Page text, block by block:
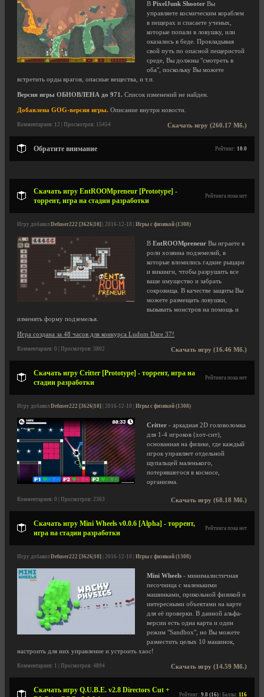
В PixelJunk Shooter Вы
управляете космическим кораблем
в пещерах и спасаете ученых,
которые попали в ловушку, или
оказались в беде. Прокладывая
свой путь по опасной пещеристой
среде, Вы должны "смотреть в
оба", поскольку Вы можете
встретить орды врагов, опасные вещества, и т.п.
Версия игры ОБНОВЛЕНА до 971. Список изменений не найден.
Добавлена GOG-версия игры. Описание внутри новости.
Скачать игру (260.17 Мб.)
Комментариев: 12 | Просмотров: 15454
Обратите внимание Рейтинг: 10.0
Скачать игру EntROOMpreneur [Prototype] -
торрент, игра на стадии разработки
Рейтинга пока нет
Игру добавил Defuser222 [3626|10] | 2016-12-18 | Игры с физикой (1308)
В EntROOMpreneur Вы играете в
роли хозяина подземелий, в
которые вломились гадкие рыцари
и викинги, чтобы разрушить все
ваше имущество и забрать
сокровища. В качестве защиты Вы
можете размещать ловушки,
вызывать монстров на помощь и
изменять форму подземелья.
Игра создана за 48 часов для конкурса Ludum Dare 37!
Скачать игру (16.46 Мб.)
Комментариев: 0 | Просмотров: 3802
Скачать игру Critter [Prototype] - торрент, игра на
стадии разработки
Рейтинга пока нет
Игру добавил Defuser222 [3626|10] | 2016-12-10 | Игры с физикой (1308)
Critter - аркадная 2D головоломка
для 1-4 игроков (хот-сит),
основанная на физике, где каждый
игрок управляет отдельной
щупальцей маленького,
потерявшегося в космосе,
организма.
Скачать игру (68.18 Мб.)
Комментариев: 0 | Просмотров: 2363
Скачать игру Mini Wheels v0.0.6 [Alpha] - торрент,
игра на стадии разработки
Рейтинга пока нет
Игру добавил Defuser222 [3626|10] | 2016-12-10 | Игры с физикой (1308)
Mini Wheels - минималистичная
песочница с маленькими
машинками, прикольной физикой и
интересными объектами на карте
для её проверки. В данной альфа-
версии есть одна карта и один
режим "Sandbox", но Вы можете
разместить целых 10 машинок,
настроить для них управление и устроить хаос!
Скачать игру (14.59 Мб.)
Комментариев: 1 | Просмотров: 4894
Скачать игру Q.U.B.E. v2.8 Directors Cut +
Рейтинг: 9.8 (16) | Баллы: 116